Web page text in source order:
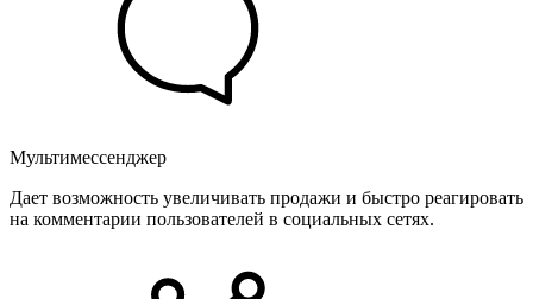
Мультимессенджер
Дает возможность увеличивать продажи и быстро реагировать
на комментарии пользователей в социальных сетях.